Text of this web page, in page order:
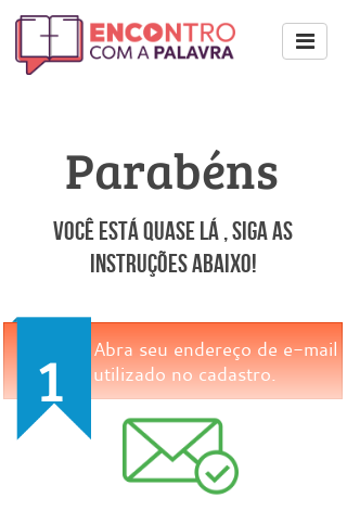
1
Abra seu endereço de e-mail
utilizado no cadastro.
Parabéns
Você está quase lá , siga as
instruções abaixo!